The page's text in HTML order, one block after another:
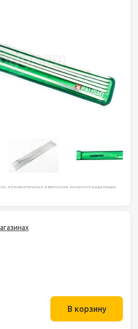
незначительные изменения внешнего вида товара
В корзину